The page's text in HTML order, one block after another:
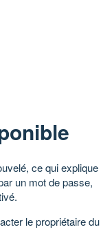
ce qui explique
un mot de passe,
le propriétaire du